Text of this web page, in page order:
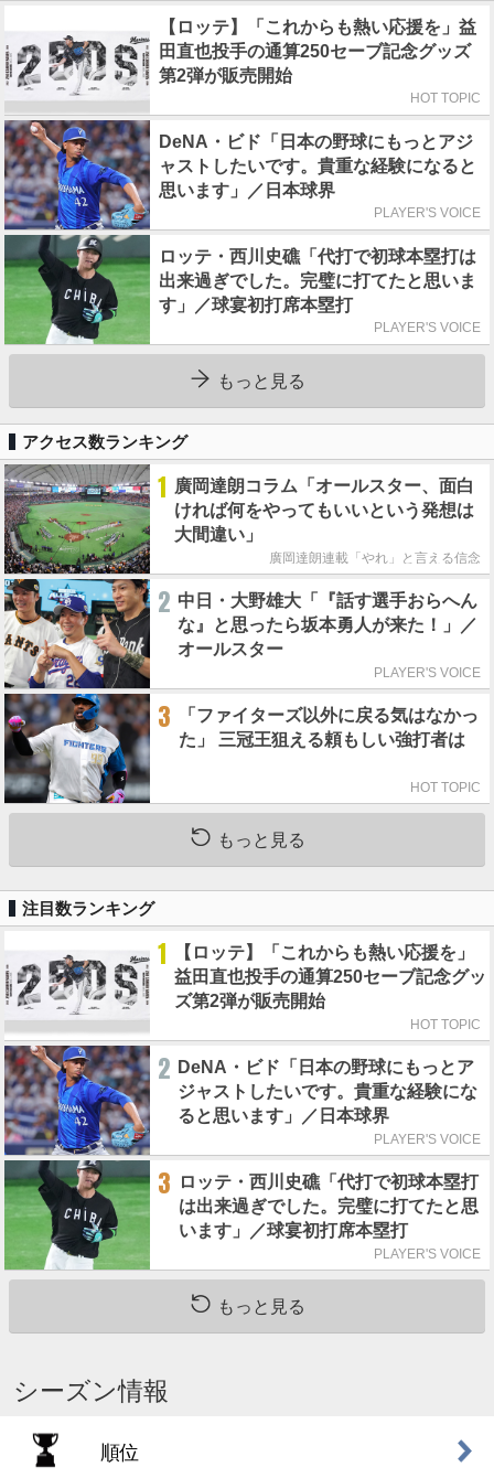
【ロッテ】「これからも熱い応援を」益
田直也投手の通算250セーブ記念グッズ
第2弾が販売開始
HOT TOPIC
DeNA・ビド「日本の野球にもっとアジ
ャストしたいです。貴重な経験になると
思います」／日本球界
PLAYER'S VOICE
ロッテ・西川史礁「代打で初球本塁打は
出来過ぎでした。完璧に打てたと思いま
す」／球宴初打席本塁打
PLAYER'S VOICE
もっと見る
アクセス数ランキング
1 廣岡達朗コラム「オールスター、面白
ければ何をやってもいいという発想は
大間違い」
廣岡達朗連載「やれ」と言える信念
2 中日・大野雄大「『話す選手おらへん
な』と思ったら坂本勇人が来た！」／
オールスター
PLAYER'S VOICE
3
「ファイターズ以外に戻る気はなかっ
た」 三冠王狙える頼もしい強打者は
HOT TOPIC
もっと見る
注目数ランキング
1
【ロッテ】「これからも熱い応援を」
益田直也投手の通算250セーブ記念グッ
ズ第2弾が販売開始
HOT TOPIC
2 DeNA・ビド「日本の野球にもっとア
ジャストしたいです。貴重な経験にな
ると思います」／日本球界
PLAYER'S VOICE
3
ロッテ・西川史礁「代打で初球本塁打
は出来過ぎでした。完璧に打てたと思
います」／球宴初打席本塁打
PLAYER'S VOICE
もっと見る
シーズン情報
順位